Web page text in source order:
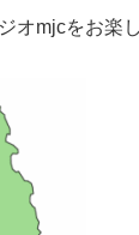
オmjcをお楽